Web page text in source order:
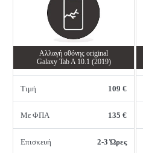
Αλλαγή oθόνης οriginal
Galaxy Tab A 10.1 (2019)
Τιμή 109 €
Με ΦΠΑ 135 €
Επισκευή 2-3 Ώρες